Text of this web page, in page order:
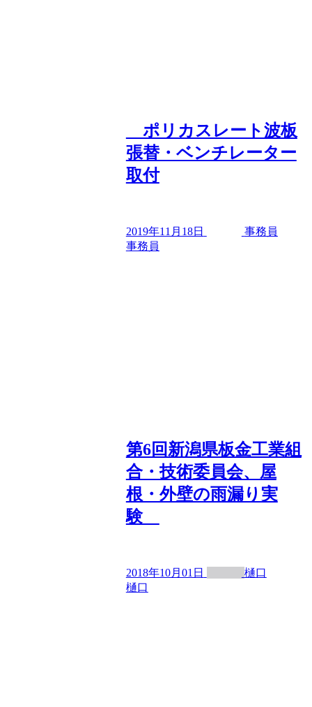
ポリカスレート波板
張替・ベンチレーター
取付
2019年11月18日
事務員
事務員
第6回新潟県板金工業組
合・技術委員会、屋
根・外壁の雨漏り実
験
2018年10月01日
樋口
樋口